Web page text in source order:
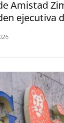
Amistad
ejecutiva